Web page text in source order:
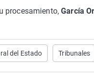
procesamiento,García
del Estado Tribunales